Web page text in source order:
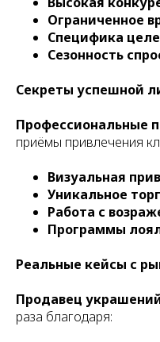
Ограниченное
Специфика
Сезонность
Секреты успешной
Профессиональные
приёмы привлечения
Визуальная
Уникальное
Работа с
Программы
Реальные кейсы с
Продавец
раза благодаря: